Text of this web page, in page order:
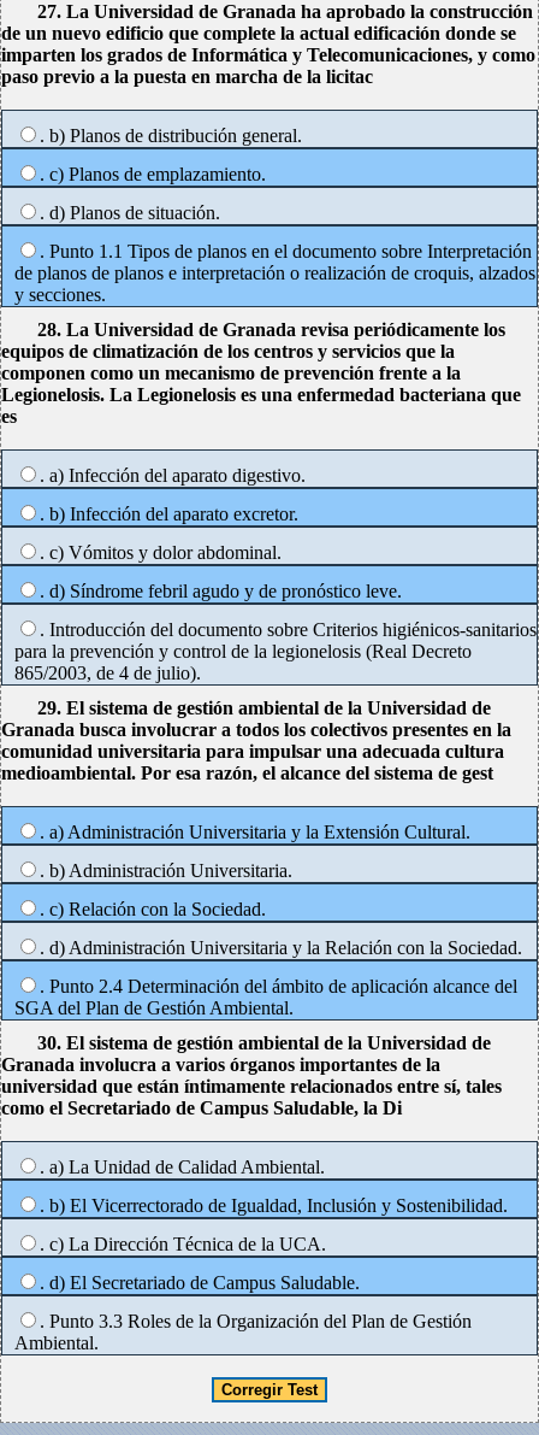
27. La Universidad de Granada ha aprobado la construcción
de un nuevo edificio que complete la actual edificación donde se
imparten los grados de Informática y Telecomunicaciones, y como
paso previo a la puesta en marcha de la licitac
. b) Planos de distribución general.
. c) Planos de emplazamiento.
. d) Planos de situación.
. Punto 1.1 Tipos de planos en el documento sobre Interpretación
de planos de planos e interpretación o realización de croquis, alzados
y secciones.
28. La Universidad de Granada revisa periódicamente los
equipos de climatización de los centros y servicios que la
componen como un mecanismo de prevención frente a la
Legionelosis. La Legionelosis es una enfermedad bacteriana que
es
. a) Infección del aparato digestivo.
. b) Infección del aparato excretor.
. c) Vómitos y dolor abdominal.
. d) Síndrome febril agudo y de pronóstico leve.
. Introducción del documento sobre Criterios higiénicos-sanitarios
para la prevención y control de la legionelosis (Real Decreto
865/2003, de 4 de julio).
29. El sistema de gestión ambiental de la Universidad de
Granada busca involucrar a todos los colectivos presentes en la
comunidad universitaria para impulsar una adecuada cultura
medioambiental. Por esa razón, el alcance del sistema de gest
. a) Administración Universitaria y la Extensión Cultural.
. b) Administración Universitaria.
. c) Relación con la Sociedad.
. d) Administración Universitaria y la Relación con la Sociedad.
. Punto 2.4 Determinación del ámbito de aplicación alcance del
SGA del Plan de Gestión Ambiental.
30. El sistema de gestión ambiental de la Universidad de
Granada involucra a varios órganos importantes de la
universidad que están íntimamente relacionados entre sí, tales
como el Secretariado de Campus Saludable, la Di
. a) La Unidad de Calidad Ambiental.
. b) El Vicerrectorado de Igualdad, Inclusión y Sostenibilidad.
. c) La Dirección Técnica de la UCA.
. d) El Secretariado de Campus Saludable.
. Punto 3.3 Roles de la Organización del Plan de Gestión
Ambiental.